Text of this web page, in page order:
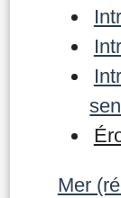
Mer